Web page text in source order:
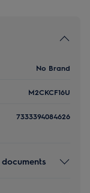
No Brand
M2CKCF16U
7333394084626